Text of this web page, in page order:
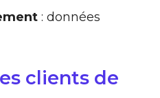
: données
clients de